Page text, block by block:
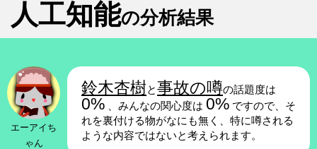
人工知能の分析結果
エーアイち
ゃん
鈴木杏樹と事故の噂の話題度は
0% 、みんなの関心度は 0% ですので、そ
れを裏付ける物がなにも無く、特に噂される
ような内容ではないと考えられます。